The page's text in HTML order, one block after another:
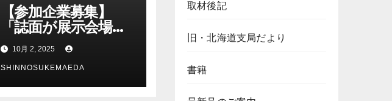
【参加企業募集】
「誌面が展示会場
に。新しいPRの場
『Dairy Biz04 誌上
展示会』」
10月 2, 2025
SHINNOSUKEMAEDA
取材後記
旧・北海道支局だより
書籍